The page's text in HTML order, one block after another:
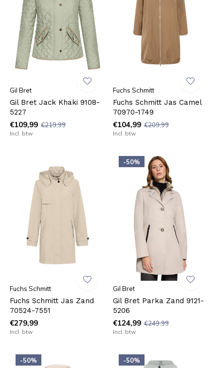
Gil Bret
Gil Bret Jack Khaki 9108-
5227
€109,99 €219,99
Incl. btw
Fuchs Schmitt
Fuchs Schmitt Jas Camel
70970-1749
€104,99 €209,99
Incl. btw
Fuchs Schmitt
Fuchs Schmitt Jas Zand
70524-7551
€279,99
Incl. btw
-50%
Gil Bret
Gil Bret Parka Zand 9121-
5206
€124,99 €249,99
Incl. btw
-50% -50%